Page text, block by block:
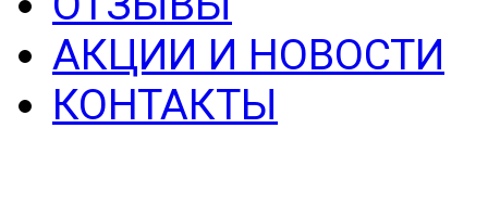
АКЦИИ И НОВОСТИ
КОНТАКТЫ